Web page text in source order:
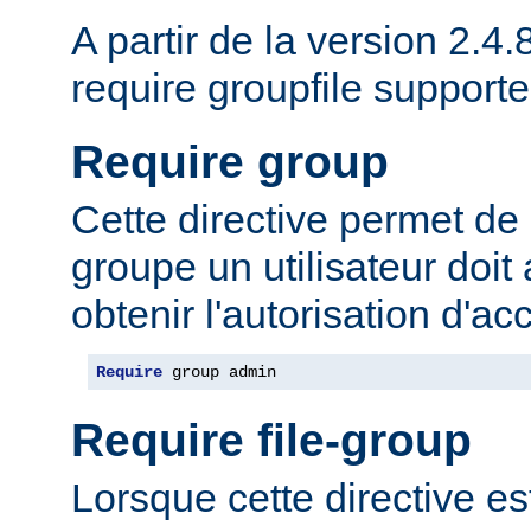
A partir de la version
require groupfile
Require group
Cette directive permet
groupe un utilisateur doit
obtenir l'autorisation
Require group admin
Require file-group
Lorsque cette directive